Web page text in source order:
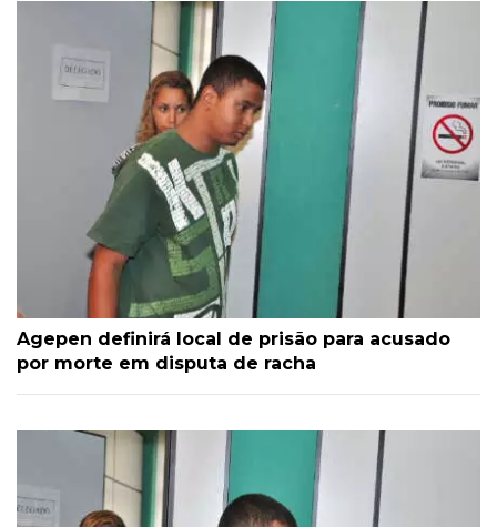
Agepen definirá local de prisão para acusado
por morte em disputa de racha